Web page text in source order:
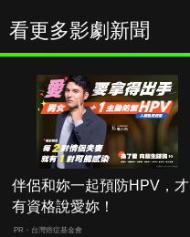
看更多影劇新聞
伴侶和妳一起預防HPV，才
有資格說愛妳！
PR・台灣癌症基金會